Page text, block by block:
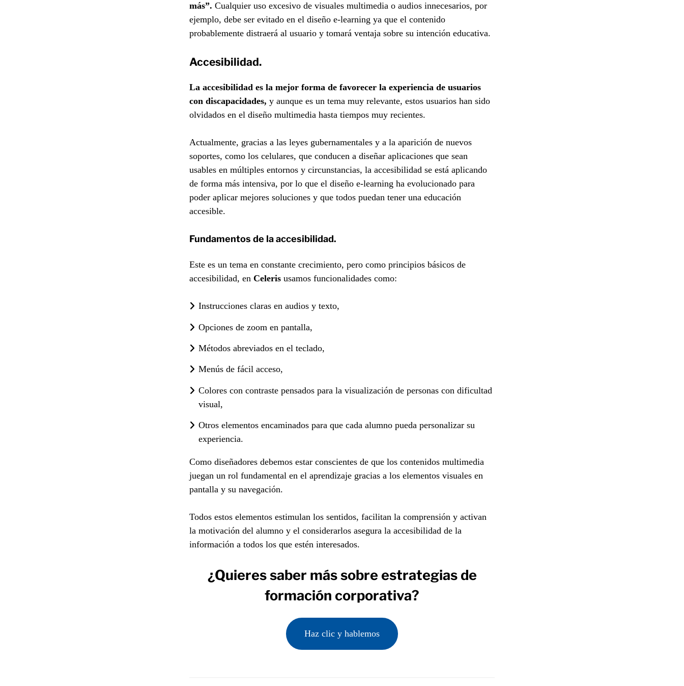
más”. Cualquier uso excesivo de visuales multimedia o audios innecesarios, por
ejemplo, debe ser evitado en el diseño e-learning ya que el contenido
probablemente distraerá al usuario y tomará ventaja sobre su intención educativa.
Accesibilidad.
La accesibilidad es la mejor forma de favorecer la experiencia de usuarios
con discapacidades, y aunque es un tema muy relevante, estos usuarios han sido
olvidados en el diseño multimedia hasta tiempos muy recientes.
Actualmente, gracias a las leyes gubernamentales y a la aparición de nuevos
soportes, como los celulares, que conducen a diseñar aplicaciones que sean
usables en múltiples entornos y circunstancias, la accesibilidad se está aplicando
de forma más intensiva, por lo que el diseño e-learning ha evolucionado para
poder aplicar mejores soluciones y que todos puedan tener una educación
accesible.
Fundamentos de la accesibilidad.
Este es un tema en constante crecimiento, pero como principios básicos de
accesibilidad, en Celeris usamos funcionalidades como:
Instrucciones claras en audios y texto,
Opciones de zoom en pantalla,
Métodos abreviados en el teclado,
Menús de fácil acceso,
Colores con contraste pensados para la visualización de personas con dificultad
visual,
Otros elementos encaminados para que cada alumno pueda personalizar su
experiencia.
Como diseñadores debemos estar conscientes de que los contenidos multimedia
juegan un rol fundamental en el aprendizaje gracias a los elementos visuales en
pantalla y su navegación.
Todos estos elementos estimulan los sentidos, facilitan la comprensión y activan
la motivación del alumno y el considerarlos asegura la accesibilidad de la
información a todos los que estén interesados.
¿Quieres saber más sobre estrategias de
formación corporativa?
Haz clic y hablemos